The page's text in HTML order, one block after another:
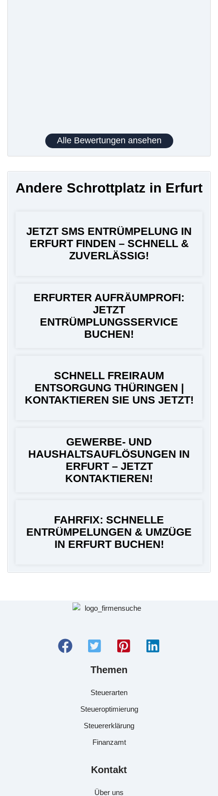
Alle Bewertungen ansehen
Andere Schrottplatz in Erfurt
JETZT SMS ENTRÜMPELUNG IN
ERFURT FINDEN – SCHNELL &
ZUVERLÄSSIG!
ERFURTER AUFRÄUMPROFI:
JETZT
ENTRÜMPLUNGSSERVICE
BUCHEN!
SCHNELL FREIRAUM
ENTSORGUNG THÜRINGEN |
KONTAKTIEREN SIE UNS JETZT!
GEWERBE- UND
HAUSHALTSAUFLÖSUNGEN IN
ERFURT – JETZT
KONTAKTIEREN!
FAHRFIX: SCHNELLE
ENTRÜMPELUNGEN & UMZÜGE
IN ERFURT BUCHEN!
Themen
Steuerarten
Steueroptimierung
Steuererklärung
Finanzamt
Kontakt
Über uns